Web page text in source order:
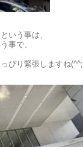
いう事は、
事で、
ぴり緊張しますね(^^;